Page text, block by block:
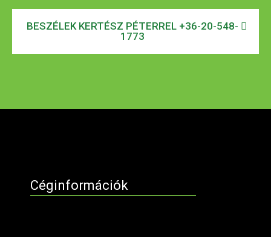
BESZÉLEK KERTÉSZ PÉTERREL +36-20-548-
1773
Céginformációk